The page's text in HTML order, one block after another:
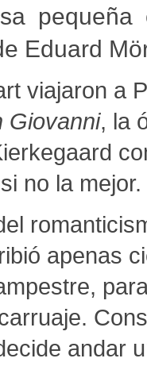
Eduard
viajaron a
Giovanni, la
no la mejor.
apenas
andar